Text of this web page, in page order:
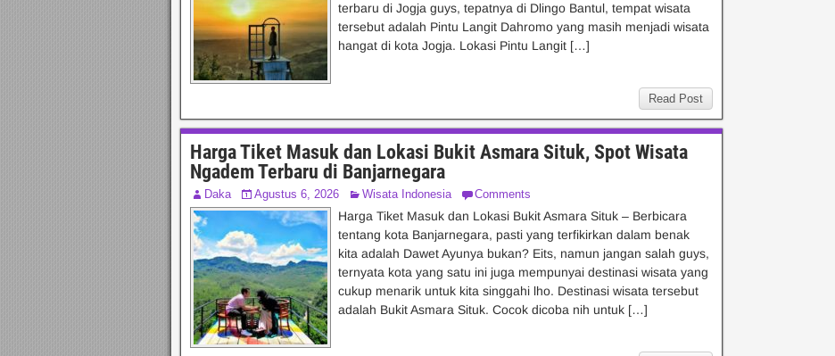
terbaru di Jogja guys, tepatnya di Dlingo Bantul, tempat wisata
tersebut adalah Pintu Langit Dahromo yang masih menjadi wisata
hangat di kota Jogja. Lokasi Pintu Langit […]
Read Post
Harga Tiket Masuk dan Lokasi Bukit Asmara Situk, Spot Wisata
Ngadem Terbaru di Banjarnegara
Daka Agustus 6, 2026 Wisata Indonesia Comments
Harga Tiket Masuk dan Lokasi Bukit Asmara Situk – Berbicara
tentang kota Banjarnegara, pasti yang terfikirkan dalam benak
kita adalah Dawet Ayunya bukan? Eits, namun jangan salah guys,
ternyata kota yang satu ini juga mempunyai destinasi wisata yang
cukup menarik untuk kita singgahi lho. Destinasi wisata tersebut
adalah Bukit Asmara Situk. Cocok dicoba nih untuk […]